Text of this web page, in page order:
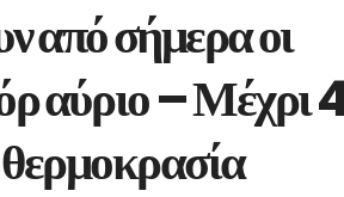
από σήμερα οι
αύριο – Μέχρι